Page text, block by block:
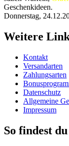
Geschenkideen.
Donnerstag,
Weitere
Kontakt
Versandarten
Zahlungsarten
Datenschutz
Allgemeine
Impressum
So findest